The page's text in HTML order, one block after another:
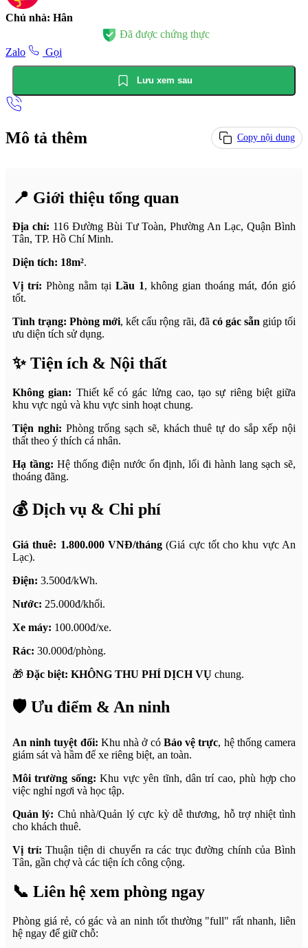
Chủ nhà: Hân
Đã được chứng thực
Zalo
Gọi
Lưu xem sau
Mô tả thêm Copy nội dung
📍 Giới thiệu tổng quan
Địa chỉ: 116 Đường Bùi Tư Toàn, Phường An Lạc, Quận Bình
Tân, TP. Hồ Chí Minh.
Diện tích: 18m².
Vị trí: Phòng nằm tại Lầu 1, không gian thoáng mát, đón gió
tốt.
Tình trạng: Phòng mới, kết cấu rộng rãi, đã có gác sẵngiúp tối
ưu diện tích sử dụng.
✨ Tiện ích & Nội thất
Không gian: Thiết kế có gác lửng cao, tạo sự riêng biệt giữa
khu vực ngủ và khu vực sinh hoạt chung.
Tiện nghi: Phòng trống sạch sẽ, khách thuê tự do sắp xếp nội
thất theo ý thích cá nhân.
Hạ tầng: Hệ thống điện nước ổn định, lối đi hành lang sạch sẽ,
thoáng đãng.
💰 Dịch vụ & Chi phí
Giá thuê: 1.800.000 VNĐ/tháng(Giá cực tốt cho khu vực An
Lạc).
Điện: 3.500đ/kWh.
Nước: 25.000đ/khối.
Xe máy: 100.000đ/xe.
Rác: 30.000đ/phòng.
🎁 Đặc biệt: KHÔNG THU PHÍ DỊCH VỤ chung.
🛡️ Ưu điểm & An ninh
An ninh tuyệt đối: Khu nhà ở có Bảo vệ trực, hệ thống camera
giám sát và hầm để xe riêng biệt, an toàn.
Môi trường sống: Khu vực yên tĩnh, dân trí cao, phù hợp cho
việc nghỉ ngơi và học tập.
Quản lý: Chủ nhà/Quản lý cực kỳ dễ thương, hỗ trợ nhiệt tình
cho khách thuê.
Vị trí: Thuận tiện di chuyển ra các trục đường chính của Bình
Tân, gần chợ và các tiện ích công cộng.
📞 Liên hệ xem phòng ngay
Phòng giá rẻ, có gác và an ninh tốt thường "full" rất nhanh, liên
hệ ngay để giữ chỗ: